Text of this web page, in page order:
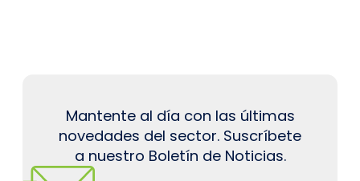
Mantente al día con las últimas
novedades del sector. Suscríbete
a nuestro Boletín de Noticias.